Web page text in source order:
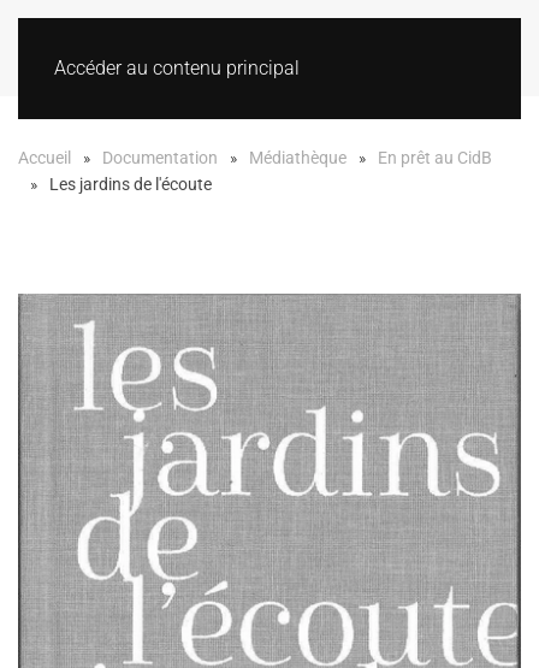
Accéder au contenu principal
Accueil Documentation Médiathèque
En prêt au CidB
Les jardins de l'écoute